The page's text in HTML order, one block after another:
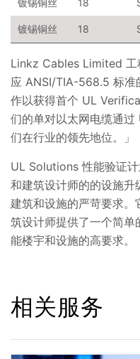
镀锡铜丝 18
镀锡铜丝 18
Linkz Cables Limited 工
应 ANSI/TIA-568.5 标准
作以获得首个 UL
们的单对以太网电缆通
们在行业的领先地位。」
UL Solutions 性能验证
和建筑设计师的的设施升
建筑和设施的严苛要求。
筑设计师提供了一个简单
能楼宇和设施的高要求。
相关服务